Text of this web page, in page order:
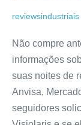
reviewsindustriais
Não compre
informações
suas noites de
Anvisa,
seguidores